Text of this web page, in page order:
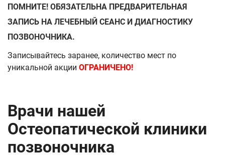
ПОМНИТЕ! ОБЯЗАТЕЛЬНА ПРЕДВАРИТЕЛЬНАЯ
ЗАПИСЬ НА ЛЕЧЕБНЫЙ СЕАНС И ДИАГНОСТИКУ
ПОЗВОНОЧНИКА.
Записывайтесь заранее, количество мест по
уникальной акции ОГРАНИЧЕНО!
Врачи нашей
Остеопатической клиники
позвоночника